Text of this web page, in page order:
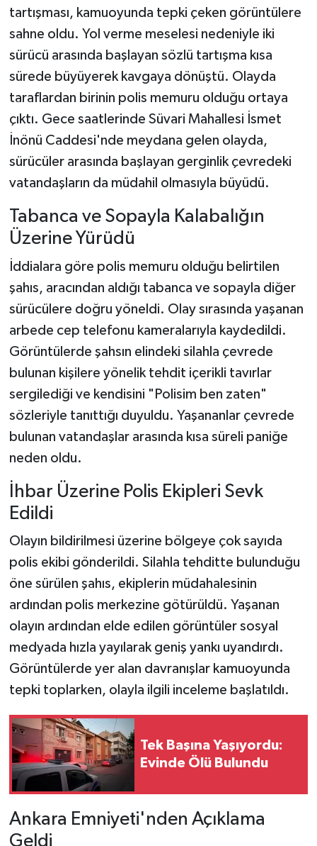
tartışması, kamuoyunda tepki çeken görüntülere
sahne oldu. Yol verme meselesi nedeniyle iki
sürücü arasında başlayan sözlü tartışma kısa
sürede büyüyerek kavgaya dönüştü. Olayda
taraflardan birinin polis memuru olduğu ortaya
çıktı. Gece saatlerinde Süvari Mahallesi İsmet
İnönü Caddesi'nde meydana gelen olayda,
sürücüler arasında başlayan gerginlik çevredeki
vatandaşların da müdahil olmasıyla büyüdü.
Tabanca ve Sopayla Kalabalığın
Üzerine Yürüdü
İddialara göre polis memuru olduğu belirtilen
şahıs, aracından aldığı tabanca ve sopayla diğer
sürücülere doğru yöneldi. Olay sırasında yaşanan
arbede cep telefonu kameralarıyla kaydedildi.
Görüntülerde şahsın elindeki silahla çevrede
bulunan kişilere yönelik tehdit içerikli tavırlar
sergilediği ve kendisini "Polisim ben zaten"
sözleriyle tanıttığı duyuldu. Yaşananlar çevrede
bulunan vatandaşlar arasında kısa süreli paniğe
neden oldu.
İhbar Üzerine Polis Ekipleri Sevk
Edildi
Olayın bildirilmesi üzerine bölgeye çok sayıda
polis ekibi gönderildi. Silahla tehditte bulunduğu
öne sürülen şahıs, ekiplerin müdahalesinin
ardından polis merkezine götürüldü. Yaşanan
olayın ardından elde edilen görüntüler sosyal
medyada hızla yayılarak geniş yankı uyandırdı.
Görüntülerde yer alan davranışlar kamuoyunda
tepki toplarken, olayla ilgili inceleme başlatıldı.
Tek Başına Yaşıyordu:
Evinde Ölü Bulundu
Ankara Emniyeti'nden Açıklama
Geldi
Teknoloji
Yaşam
KAHRAMANMARAŞ